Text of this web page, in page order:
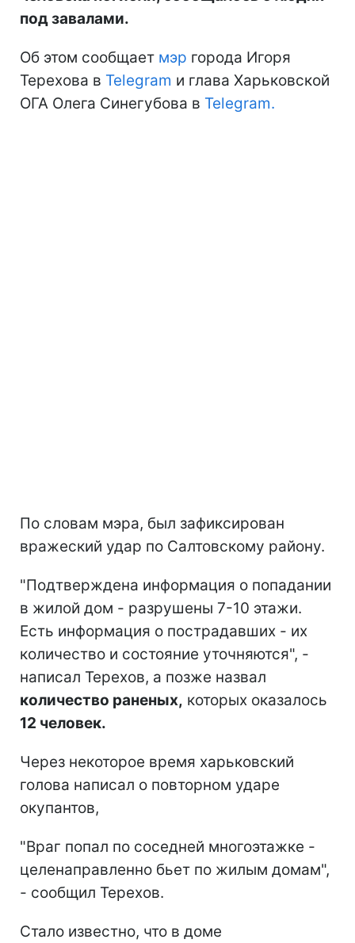
под завалами.
Об этом сообщает мэр города Игоря
Терехова в Telegram и глава Харьковской
ОГА Олега Синегубова в Telegram.
По словам мэра, был зафиксирован
вражеский удар по Салтовскому району.
"Подтверждена информация о попадании
в жилой дом - разрушены 7-10 этажи.
Есть информация о пострадавших - их
количество и состояние уточняются", -
написал Терехов, а позже назвал
количество раненых, которых оказалось
12 человек.
Через некоторое время харьковский
голова написал о повторном ударе
окупантов,
"Враг попал по соседней многоэтажке -
целенаправленно бьет по жилым домам",
- сообщил Терехов.
Стало известно, что в доме